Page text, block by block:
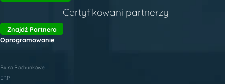
Certyfikowani partnerzy
Znajdź Partnera
Oprogramowanie
Biura Rachunkowe
ERP